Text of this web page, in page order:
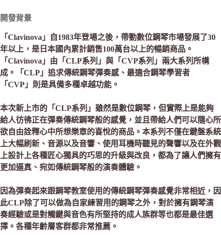
開發背景
「Clavinova」自1983年登場之後，帶動數位鋼琴市場發展了30
年以上，是日本國內累計銷售100萬台以上的暢銷商品。
「Clavinova」由「CLP系列」與「CVP系列」兩大系列所構
成。「CLP」追求傳統鋼琴彈奏感、最適合鋼琴學習者
「CVP」則是具備多種卓越功能。
本次新上市的「CLP系列」雖然是數位鋼琴，但實際上是能夠
給人彷彿正在彈奏傳統鋼琴般的感覺，並且帶給人們可以隨心所
欲自由詮釋心中所想樂章的喜悅的商品。本系列不僅在鍵盤系統
上大幅刷新、音源以及音響、使用耳機時聽見的聲響以及在外觀
上設計上各種匠心獨具的巧思的升級與改良，都為了讓人們擁有
更加逼真、宛如傳統鋼琴般的演奏體驗。
因為彈奏起來跟鋼琴教室使用的傳統鋼琴彈奏感覺非常相近，因
此CLP除了可以做為自家練習用的鋼琴之外，對於擁有鋼琴演
奏經驗或是對觸鍵與音色有所堅持的成人族群等也都是最佳選
擇。各種年齡層客群都非常推薦。